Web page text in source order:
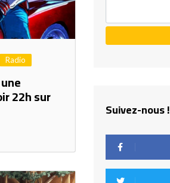
Radio
22h sur
Suivez-nous !